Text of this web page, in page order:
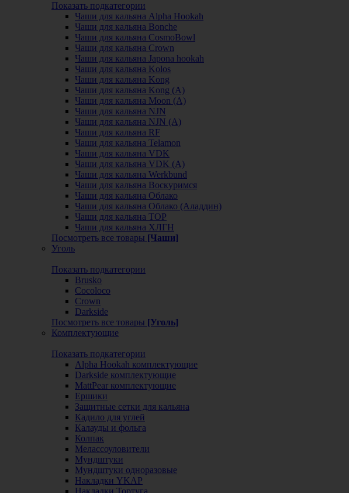
Показать подкатегории
Чаши для кальяна Alpha Hookah
Чаши для кальяна Bonche
Чаши для кальяна CosmoBowl
Чаши для кальяна Crown
Чаши для кальяна Japona hookah
Чаши для кальяна Kolos
Чаши для кальяна Kong
Чаши для кальяна Kong (A)
Чаши для кальяна Moon (А)
Чаши для кальяна NJN
Чаши для кальяна NJN (А)
Чаши для кальяна RF
Чаши для кальяна Telamon
Чаши для кальяна VDK
Чаши для кальяна VDK (А)
Чаши для кальяна Werkbund
Чаши для кальяна Воскуримся
Чаши для кальяна Облако
Чаши для кальяна Облако (Аладдин)
Чаши для кальяна ТОР
Чаши для кальяна ХЛГН
Посмотреть все товары [Чаши]
Уголь
Показать подкатегории
Brusko
Cocoloco
Crown
Darkside
Посмотреть все товары [Уголь]
Комплектующие
Показать подкатегории
Alpha Hookah комплектующие
Darkside комплектующие
MattPear комплектующие
Ершики
Защитные сетки для кальяна
Кадило для углей
Калауды и фольга
Колпак
Мелассоуловители
Мундштуки
Мундштуки одноразовые
Накладки YKAP
Накладки Тортуга